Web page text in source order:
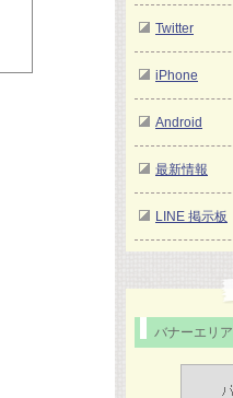
Twitter
iPhone
Android
最新情報
LINE 掲示板
バナーエリア